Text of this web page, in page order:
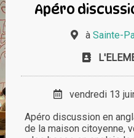
Apéro
àSainte-
vendredi 13
Apéro discussion en
de la maison citoyenne,